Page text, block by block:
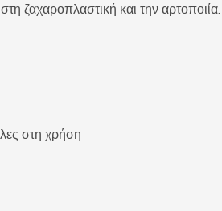
ζαχαροπλαστική και την αρτοποιία.
στη χρήση